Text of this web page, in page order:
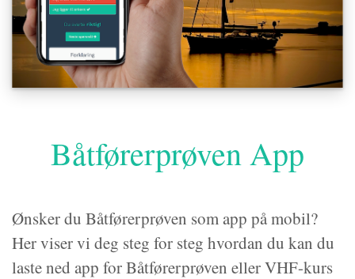
Båtførerprøven App
Ønsker du Båtførerprøven som app på mobil?
Her viser vi deg steg for steg hvordan du kan du
laste ned app for Båtførerprøven eller VHF-kurs